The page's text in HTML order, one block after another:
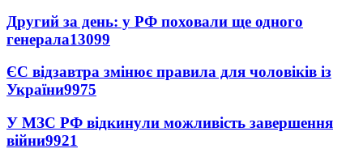
Другий за день: у РФ поховали ще одного
генерала13099
ЄС відзавтра змінює правила для чоловіків із
України9975
У МЗС РФ відкинули можливість завершення
війни9921